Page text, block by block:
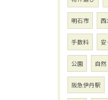
明石市 西
手数料 安
公園 自然
阪急伊丹駅